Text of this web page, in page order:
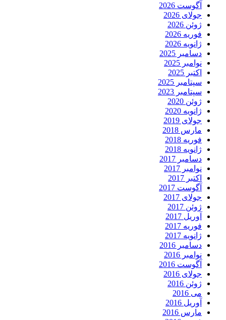
آگوست 2026
جولای 2026
ژوئن 2026
فوریه 2026
ژانویه 2026
دسامبر 2025
نوامبر 2025
اکتبر 2025
سپتامبر 2025
سپتامبر 2023
ژوئن 2020
ژانویه 2020
جولای 2019
مارس 2018
فوریه 2018
ژانویه 2018
دسامبر 2017
نوامبر 2017
اکتبر 2017
آگوست 2017
جولای 2017
ژوئن 2017
آوریل 2017
فوریه 2017
ژانویه 2017
دسامبر 2016
نوامبر 2016
آگوست 2016
جولای 2016
ژوئن 2016
می 2016
آوریل 2016
مارس 2016